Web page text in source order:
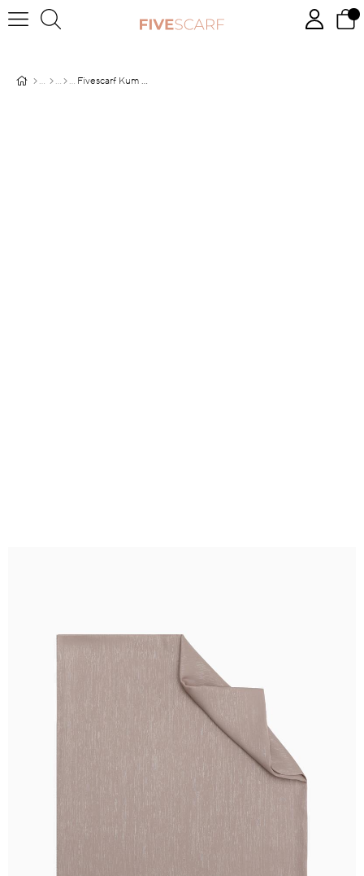
Fivescarf Kum Simli Elmas Abiye Şal